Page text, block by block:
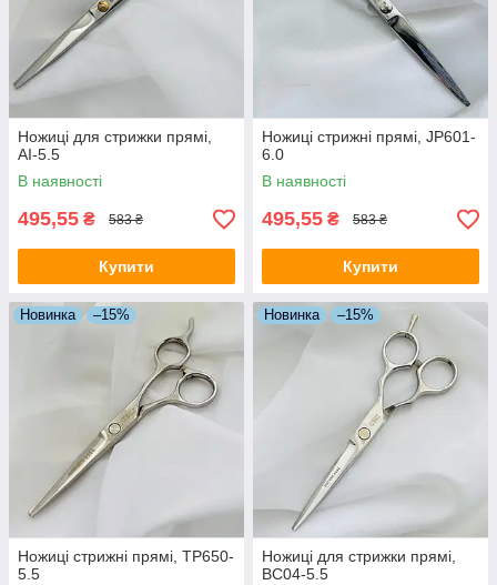
Ножиці для стрижки прямі,
АI-5.5
В наявності
495,55 ₴ 583 ₴
Купити
Ножиці стрижні прямі, JP601-
6.0
В наявності
495,55 ₴ 583 ₴
Купити
Новинка –15%
Ножиці стрижні прямі, TP650-
5.5
Новинка –15%
Ножиці для стрижки прямі,
BC04-5.5